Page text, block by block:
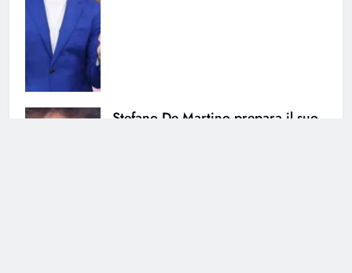
Stefano De Martino prepara il suo